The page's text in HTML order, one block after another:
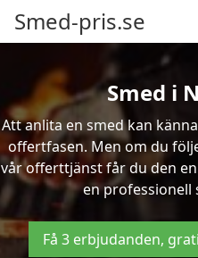
Smed-pris.se
Smed i
Att anlita en smed kan
offertfasen. Men om du
vår offerttjänst får du den
en professionell
Få 3 erbjudanden,